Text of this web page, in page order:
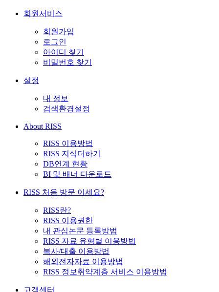
회원서비스
회원가입
로그인
아이디 찾기
비밀번호 찾기
설정
내 정보
검색환경설정
About RISS
RISS 이용방법
RISS 지식더하기
DB연계 현황
BI 및 배너 다운로드
RISS 처음 방문 이세요?
RISS란?
RISS 이용권한
내 관심논문 등록방법
RISS 자료 유형별 이용방법
복사/대출 이용방법
해외전자자료 이용방법
RISS 정보취약계층 서비스 이용방법
고객센터